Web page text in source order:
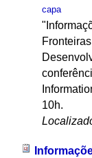
capa
10h.